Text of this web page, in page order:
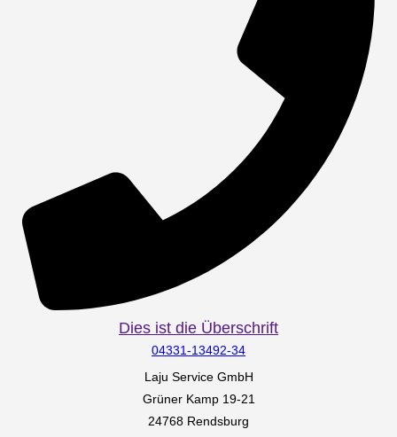
Dies ist die Überschrift
04331-13492-34
Laju Service GmbH
Grüner Kamp 19-21
24768 Rendsburg